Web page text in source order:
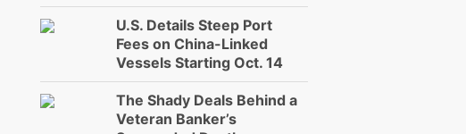
U.S. Details Steep Port
Fees on China-Linked
Vessels Starting Oct. 14
The Shady Deals Behind a
Veteran Banker’s